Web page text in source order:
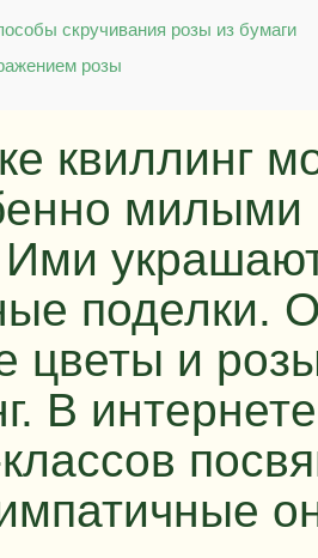
скручивания розы из бумаги
розы
квиллинг
милыми
поделки.
цветы и
В